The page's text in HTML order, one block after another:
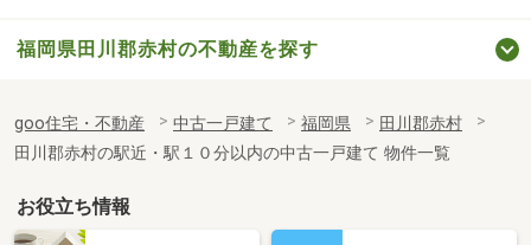
福岡県田川郡赤村の不動産を探す
goo住宅・不動産 中古一戸建て 福岡県
田川郡赤村
田川郡赤村の駅近・駅１０分以内の中古一戸建て 物件一覧
お役立ち情報